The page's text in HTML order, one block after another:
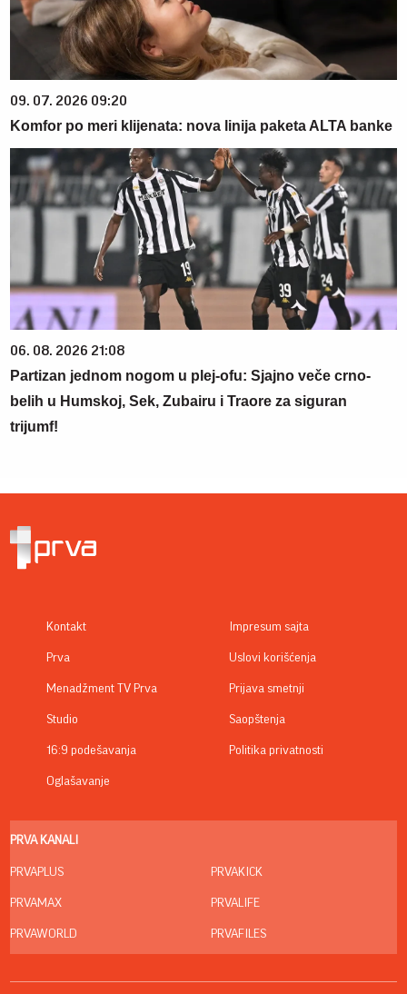
09. 07. 2026 09:20
Komfor po meri klijenata: nova linija paketa ALTA banke
06. 08. 2026 21:08
Partizan jednom nogom u plej-ofu: Sjajno veče crno-
belih u Humskoj, Sek, Zubairu i Traore za siguran
trijumf!
Kontakt
Prva
Menadžment TV Prva
Studio
16:9 podešavanja
Oglašavanje
Impresum sajta
Uslovi korišćenja
Prijava smetnji
Saopštenja
Politika privatnosti
PRVA KANALI
PRVAPLUS
PRVAMAX
PRVAWORLD
PRVAKICK
PRVALIFE
PRVAFILES